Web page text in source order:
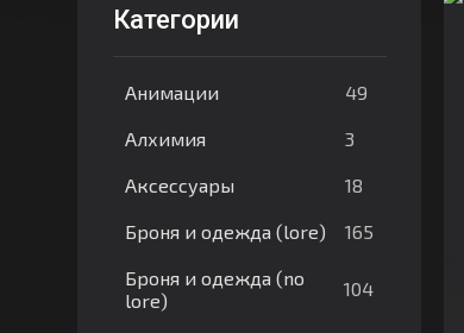
Категории
Анимации 49
Алхимия 3
Аксессуары 18
Броня и одежда (lore) 165
Броня и одежда (no
lore)
104